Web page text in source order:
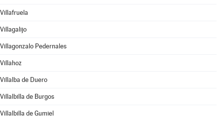
Villafruela
Villagalijo
Villagonzalo Pedernales
Villahoz
Villalba de Duero
Villalbilla de Burgos
Villalbilla de Gumiel